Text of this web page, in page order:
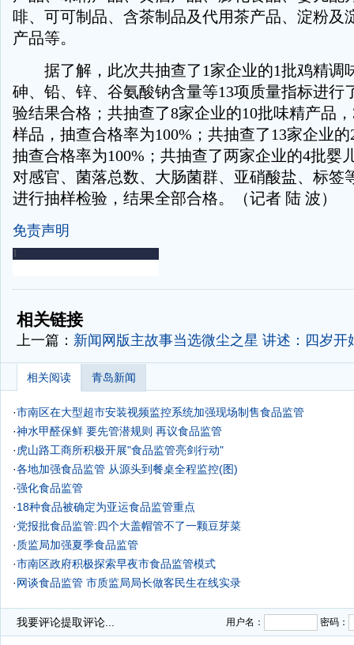
啡、可可制品、含茶制品及代用茶产品、淀粉及
产品等。
据了解，此次共抽查了1家企业的1批鸡精调
砷、铅、锌、谷氨酸钠含量等13项质量指标进行
验结果合格；共抽查了8家企业的10批味精产品
样品，抽查合格率为100%；共抽查了13家企业
抽查合格率为100%；共抽查了两家企业的4批婴
对感官、菌落总数、大肠菌群、亚硝酸盐、标签
进行抽样检验，结果全部合格。（记者 陆 波）
免责声明
-
相关链接
上一篇： 新闻网版主故事当选微尘之星 讲述：四岁开
相关阅读 青岛新闻
·市南区在大型超市安装视频监控系统加强现场制售食品监管
·神水甲醛保鲜 要先管潜规则 再议食品监管
· 虎山路工商所积极开展"食品监管亮剑行动"
·各地加强食品监管 从源头到餐桌全程监控(图)
·强化食品监管
·18种食品被确定为亚运食品监管重点
·党报批食品监管:四个大盖帽管不了一颗豆芽菜
· 质监局加强夏季食品监管
·市南区政府积极探索早夜市食品监管模式
·网谈食品监管 市质监局局长做客民生在线实录
我要评论提取评论... 用户名： 密码：